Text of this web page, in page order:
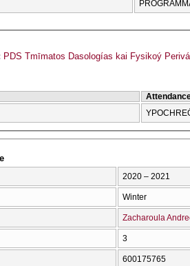
PDS Tmīmatos Dasologías kai Fysikoý
2020 – 2021
Winter
Zacharoula
3
600175765